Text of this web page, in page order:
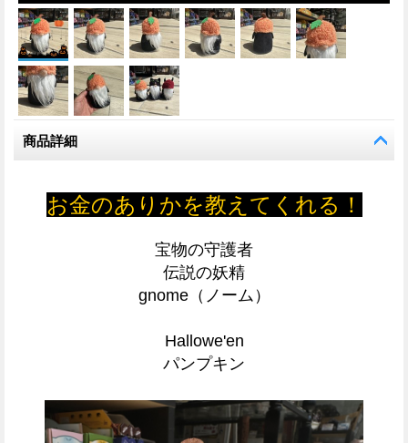
商品詳細
お金のありかを教えてくれる！
宝物の守護者
伝説の妖精
gnome（ノーム）
Hallowe'en
パンプキン